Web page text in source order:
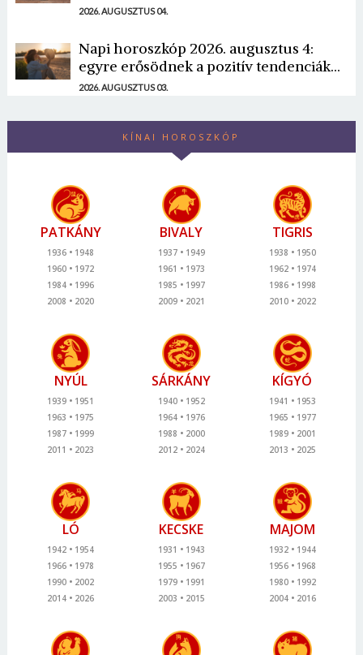
2026. AUGUSZTUS 04.
Napi horoszkóp 2026. augusztus 4:
egyre erősödnek a pozitív tendenciák...
2026. AUGUSZTUS 03.
KÍNAI HOROSZKÓP
PATKÁNY
1936
1948
1960
1972
1984
1996
2008
2020
BIVALY
1937
1949
1961
1973
1985
1997
2009
2021
TIGRIS
1938
1950
1962
1974
1986
1998
2010
2022
NYÚL
1939
1951
1963
1975
1987
1999
2011
2023
SÁRKÁNY
1940
1952
1964
1976
1988
2000
2012
2024
KÍGYÓ
1941
1953
1965
1977
1989
2001
2013
2025
LÓ
1942
1954
1966
1978
1990
2002
2014
2026
KECSKE
1931
1943
1955
1967
1979
1991
2003
2015
MAJOM
1932
1944
1956
1968
1980
1992
2004
2016